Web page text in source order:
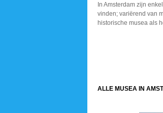
In Amsterdam zijn
vinden; variërend van
historische musea als
ALLE MUSEA IN